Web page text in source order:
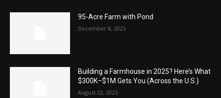
95-Acre Farm with Pond
December 8, 2025
Building a Farmhouse in 2025? Here’s What
$300K–$1M Gets You (Across the U.S.)
August 22, 2025